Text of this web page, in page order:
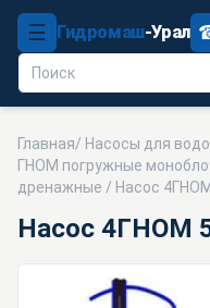
☰ Гидромаш-Урал
Главная/ Насосы для
ГНОМ погружные
дренажные / Насос
Насос 4ГНОМ